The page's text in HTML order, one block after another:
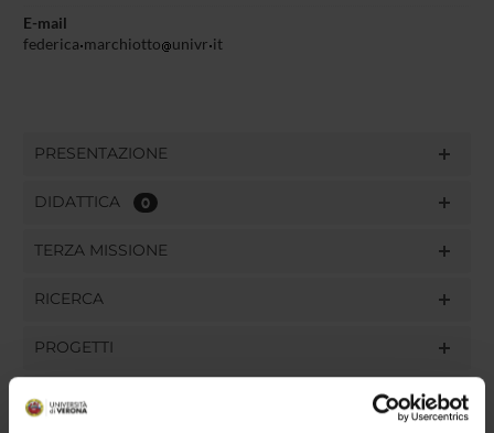
E-mail
federica marchiotto univr it
PRESENTAZIONE
DIDATTICA 0
TERZA MISSIONE
RICERCA
PROGETTI
PUBBLICAZIONI